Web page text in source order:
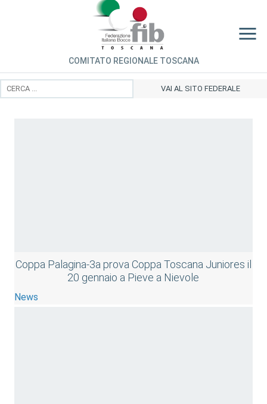
COMITATO REGIONALE TOSCANA
VAI AL SITO FEDERALE
Coppa Palagina-3a prova Coppa Toscana Juniores il
20 gennaio a Pieve a Nievole
News